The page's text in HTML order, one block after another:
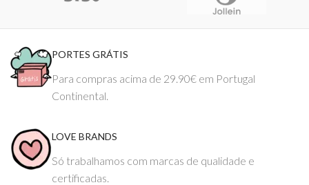
PORTES GRÁTIS
Para compras acima de 29.90€ em Portugal
Continental.
LOVE BRANDS
Só trabalhamos com marcas de qualidade e
certificadas.